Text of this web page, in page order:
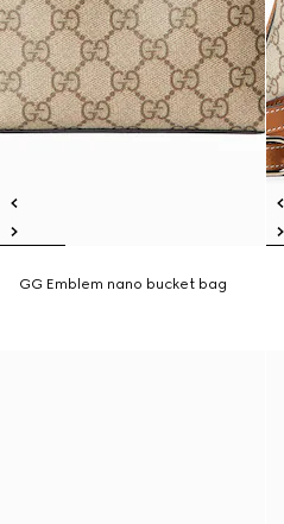
GG Emblem nano bucket bag